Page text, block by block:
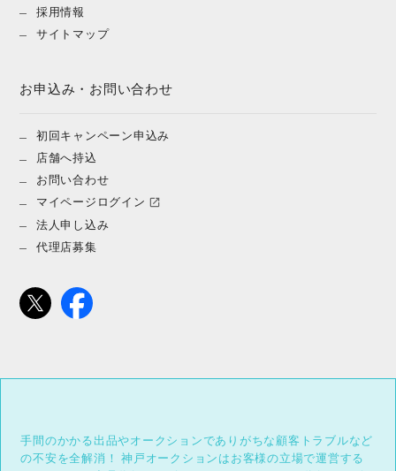
採用情報
サイトマップ
お申込み・お問い合わせ
初回キャンペーン申込み
店舗へ持込
お問い合わせ
マイページログイン
法人申し込み
代理店募集
手間のかかる出品やオークションでありがちな顧客トラブルなど
の不安を全解消！
神戸オークションはお客様の立場で運営する